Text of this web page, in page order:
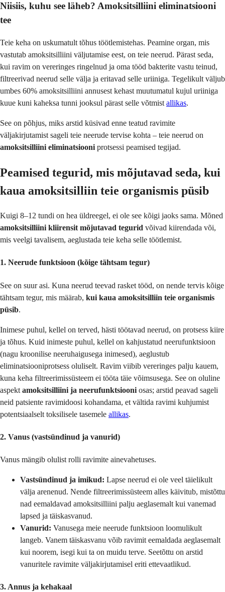
Niisiis, kuhu see läheb? Amoksitsilliini eliminatsiooni
tee
Teie keha on uskumatult tõhus töötlemistehas. Peamine organ, mis
vastutab amoksitsilliini väljutamise eest, on teie neerud. Pärast seda,
kui ravim on vereringes ringelnud ja oma tööd bakterite vastu teinud,
filtreerivad neerud selle välja ja eritavad selle uriiniga. Tegelikult väljub
umbes 60% amoksitsilliini annusest kehast muutumatul kujul uriiniga
kuue kuni kaheksa tunni jooksul pärast selle võtmist allikas.
See on põhjus, miks arstid küsivad enne teatud ravimite
väljakirjutamist sageli teie neerude tervise kohta – teie neerud on
amoksitsilliini eliminatsiooni protsessi peamised tegijad.
Peamised tegurid, mis mõjutavad seda, kui
kaua amoksitsilliin teie organismis püsib
Kuigi 8–12 tundi on hea üldreegel, ei ole see kõigi jaoks sama. Mõned
amoksitsilliini kliirensit mõjutavad tegurid võivad kiirendada või,
mis veelgi tavalisem, aeglustada teie keha selle töötlemist.
1. Neerude funktsioon (kõige tähtsam tegur)
See on suur asi. Kuna neerud teevad rasket tööd, on nende tervis kõige
tähtsam tegur, mis määrab, kui kaua amoksitsilliin teie organismis
püsib.
Inimese puhul, kellel on terved, hästi töötavad neerud, on protsess kiire
ja tõhus. Kuid inimeste puhul, kellel on kahjustatud neerufunktsioon
(nagu kroonilise neeruhaigusega inimesed), aeglustub
eliminatsiooniprotsess oluliselt. Ravim viibib vereringes palju kauem,
kuna keha filtreerimissüsteem ei tööta täie võimsusega. See on oluline
aspekt amoksitsilliini ja neerufunktsiooni osas; arstid peavad sageli
neid patsiente ravimidoosi kohandama, et vältida ravimi kuhjumist
potentsiaalselt toksilisele tasemele allikas.
2. Vanus (vastsündinud ja vanurid)
Vanus mängib olulist rolli ravimite ainevahetuses.
Vastsündinud ja imikud: Lapse neerud ei ole veel täielikult
välja arenenud. Nende filtreerimissüsteem alles käivitub, mistõttu
nad eemaldavad amoksitsilliini palju aeglasemalt kui vanemad
lapsed ja täiskasvanud.
Vanurid: Vanusega meie neerude funktsioon loomulikult
langeb. Vanem täiskasvanu võib ravimit eemaldada aeglasemalt
kui noorem, isegi kui ta on muidu terve. Seetõttu on arstid
vanuritele ravimite väljakirjutamisel eriti ettevaatlikud.
3. Annus ja kehakaal